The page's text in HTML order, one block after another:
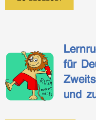
für
und